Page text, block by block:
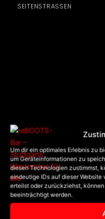
Um dir ein optimales Erlebnis zu
um Geräteinformationen zu
diesen Technologien zustimmst,
eindeutige IDs auf dieser
erteilst oder zurückziehst,
beeinträchtigt werden.
SEITENSTRASSEN